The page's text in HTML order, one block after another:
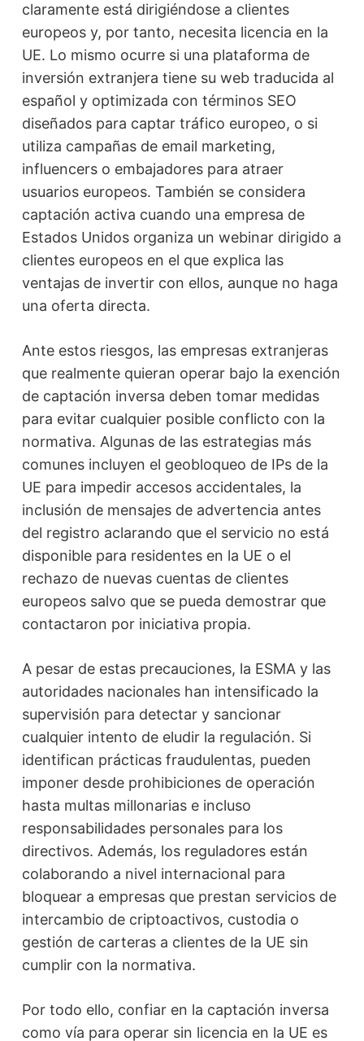
claramente está dirigiéndose a clientes
europeos y, por tanto, necesita licencia en la
UE. Lo mismo ocurre si una plataforma de
inversión extranjera tiene su web traducida al
español y optimizada con términos SEO
diseñados para captar tráfico europeo, o si
utiliza campañas de email marketing,
influencers o embajadores para atraer
usuarios europeos. También se considera
captación activa cuando una empresa de
Estados Unidos organiza un webinar dirigido a
clientes europeos en el que explica las
ventajas de invertir con ellos, aunque no haga
una oferta directa.
Ante estos riesgos, las empresas extranjeras
que realmente quieran operar bajo la exención
de captación inversa deben tomar medidas
para evitar cualquier posible conflicto con la
normativa. Algunas de las estrategias más
comunes incluyen el geobloqueo de IPs de la
UE para impedir accesos accidentales, la
inclusión de mensajes de advertencia antes
del registro aclarando que el servicio no está
disponible para residentes en la UE o el
rechazo de nuevas cuentas de clientes
europeos salvo que se pueda demostrar que
contactaron por iniciativa propia.
A pesar de estas precauciones, la ESMA y las
autoridades nacionales han intensificado la
supervisión para detectar y sancionar
cualquier intento de eludir la regulación. Si
identifican prácticas fraudulentas, pueden
imponer desde prohibiciones de operación
hasta multas millonarias e incluso
responsabilidades personales para los
directivos. Además, los reguladores están
colaborando a nivel internacional para
bloquear a empresas que prestan servicios de
intercambio de criptoactivos, custodia o
gestión de carteras a clientes de la UE sin
cumplir con la normativa.
Por todo ello, confiar en la captación inversa
como vía para operar sin licencia en la UE es